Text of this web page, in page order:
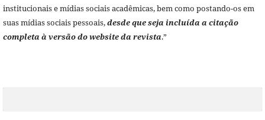
institucionais e mídias sociais acadêmicas, bem como postando-os em
suas mídias sociais pessoais,desde que seja incluída a citação
completa à versão do website da revista.”